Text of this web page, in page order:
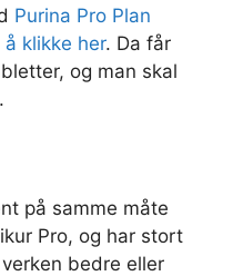
Purina Pro Plan
klikke her. Da får
og man skal
på samme måte
Pro, og har stort
bedre eller